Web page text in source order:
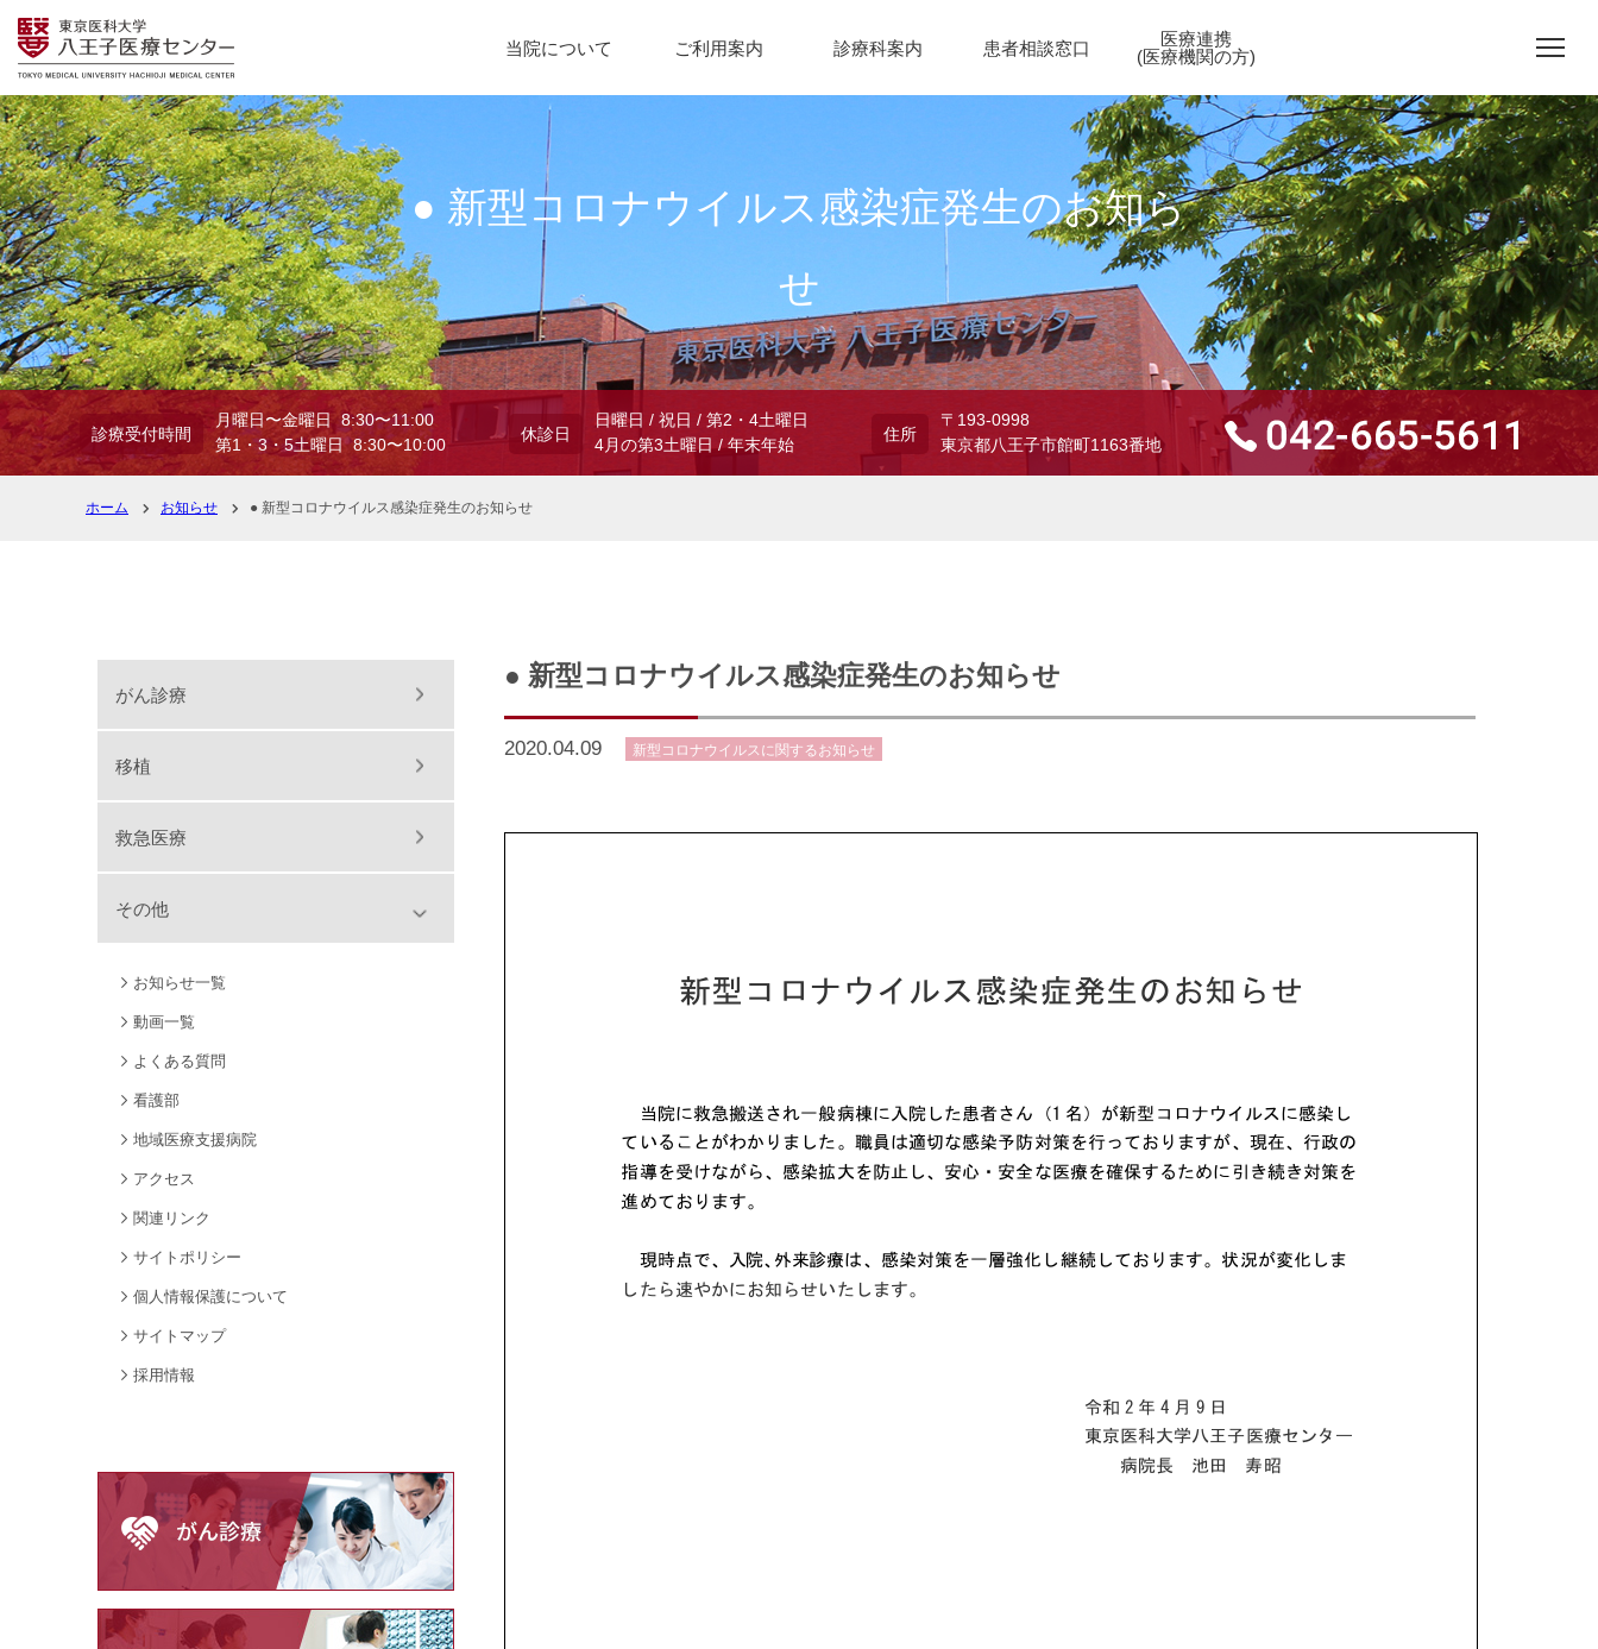
当院について ご利用案内 診療科案内 患者相談窓口
医療連携
(医療機関の方)
● 新型コロナウイルス感染症発生のお知ら
せ
診療受付時間
月曜日〜金曜日 8:30〜11:00
第1・3・5土曜日 8:30〜10:00
休診日
日曜日 / 祝日 / 第2・4土曜日
4月の第3土曜日 / 年末年始
住所
〒193-0998
東京都八王子市館町1163番地
ホーム お知らせ ● 新型コロナウイルス感染症発生のお知らせ
● 新型コロナウイルス感染症発生のお知らせ
2020.04.09 新型コロナウイルスに関するお知らせ
がん診療
移植
救急医療
その他
お知らせ一覧
動画一覧
よくある質問
看護部
地域医療支援病院
アクセス
関連リンク
サイトポリシー
個人情報保護について
サイトマップ
採用情報